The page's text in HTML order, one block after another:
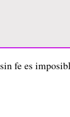
fe es